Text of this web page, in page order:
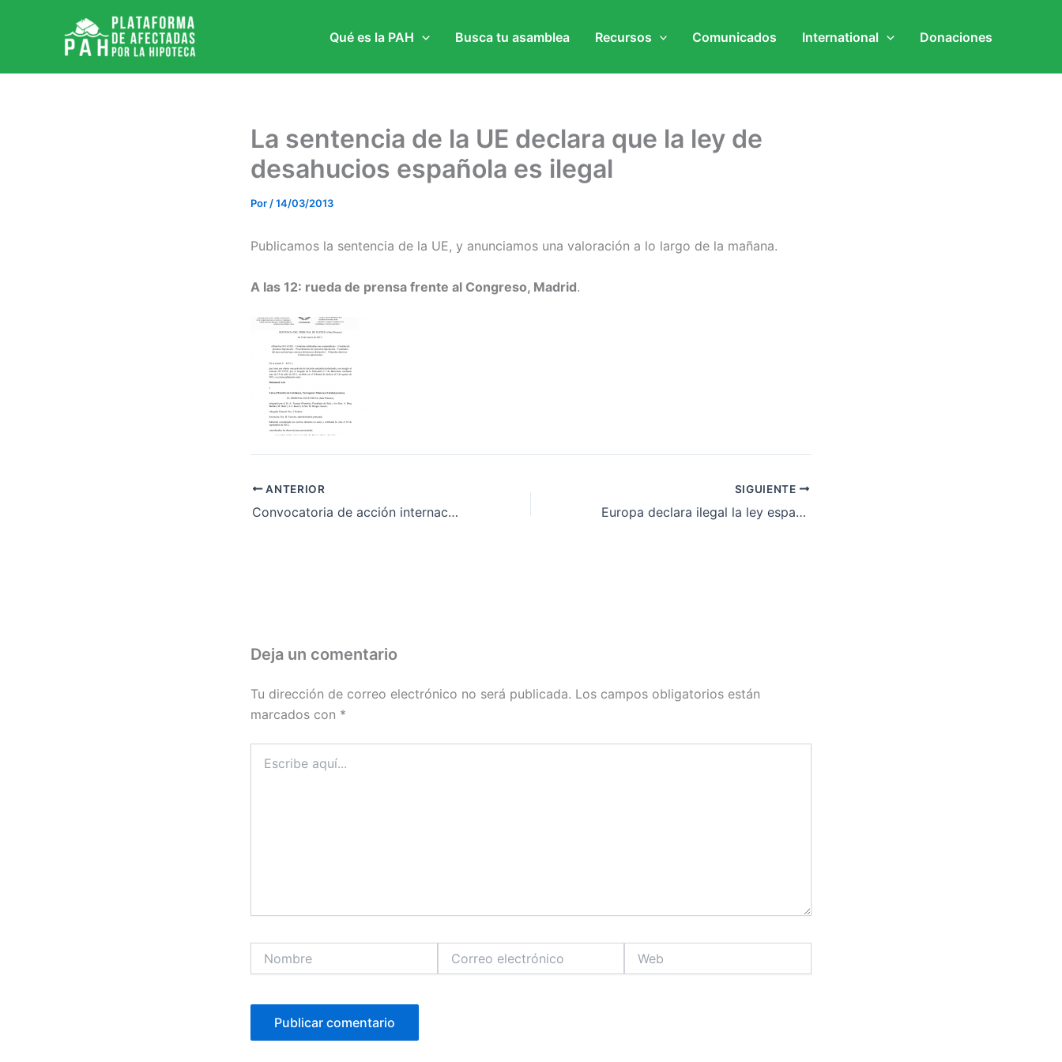
Qué es la PAH Busca tu asamblea Recursos Comunicados International Donaciones
La sentencia de la UE declara que la ley de
desahucios española es ilegal
Por /14/03/2013
Publicamos la sentencia de la UE, y anunciamos una valoración a lo largo de la mañana.
A las 12: rueda de prensa frente al Congreso, Madrid.
ANTERIOR
Convocatoria de acción internacional en apoyo a la ILP de la PAH
SIGUIENTE
Europa declara ilegal la ley española de los desahucios
Deja un comentario
Tu dirección de correo electrónico no será publicada. Los campos obligatorios están
marcados con *
aquí...
electrónico